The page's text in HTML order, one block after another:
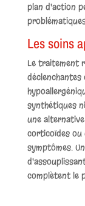
plan d'action
Les soins
Le traitement
synthétiques
une
corticoïdes ou
symptômes.
complètent le